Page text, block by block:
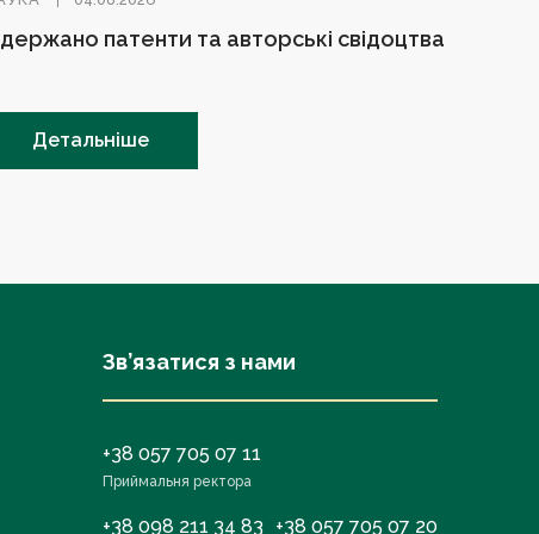
патенти та авторські свідоцтва
Детальніше
Зв’язатися з нами
+38 057 705 07 11
Приймальня ректора
+38 098 211 34 83 +38 057 705 07 20